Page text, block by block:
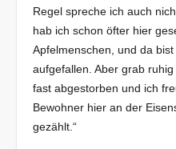
Regel spreche ich auch
hab ich schon öfter hier
Apfelmenschen, und da
aufgefallen. Aber grab
fast abgestorben und ich
Bewohner hier an der
gezählt.“